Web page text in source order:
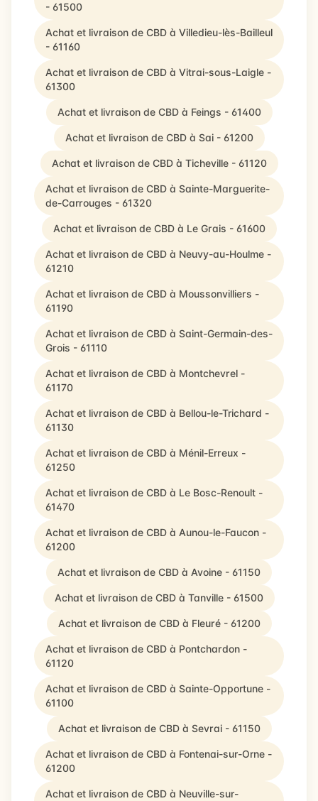
- 61500
Achat et livraison de CBD à Villedieu-lès-Bailleul
- 61160
Achat et livraison de CBD à Vitrai-sous-Laigle -
61300
Achat et livraison de CBD à Feings - 61400
Achat et livraison de CBD à Sai - 61200
Achat et livraison de CBD à Ticheville - 61120
Achat et livraison de CBD à Sainte-Marguerite-
de-Carrouges - 61320
Achat et livraison de CBD à Le Grais - 61600
Achat et livraison de CBD à Neuvy-au-Houlme -
61210
Achat et livraison de CBD à Moussonvilliers -
61190
Achat et livraison de CBD à Saint-Germain-des-
Grois - 61110
Achat et livraison de CBD à Montchevrel -
61170
Achat et livraison de CBD à Bellou-le-Trichard -
61130
Achat et livraison de CBD à Ménil-Erreux -
61250
Achat et livraison de CBD à Le Bosc-Renoult -
61470
Achat et livraison de CBD à Aunou-le-Faucon -
61200
Achat et livraison de CBD à Avoine - 61150
Achat et livraison de CBD à Tanville - 61500
Achat et livraison de CBD à Fleuré - 61200
Achat et livraison de CBD à Pontchardon -
61120
Achat et livraison de CBD à Sainte-Opportune -
61100
Achat et livraison de CBD à Sevrai - 61150
Achat et livraison de CBD à Fontenai-sur-Orne -
61200
Achat et livraison de CBD à Neuville-sur-